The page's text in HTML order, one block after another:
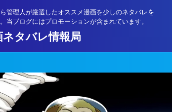
管理人が厳選したオススメ漫画を少しのネタバレを
当ブログにはプロモーションが含まれています。
タバレ情報局